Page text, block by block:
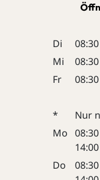
Di
Mi
Fr
*
Nur
Mo
Do